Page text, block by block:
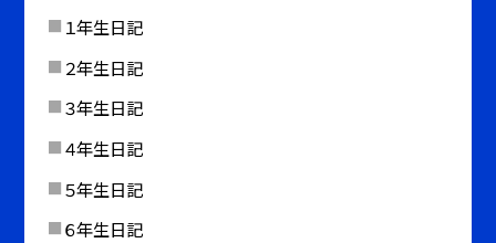
１年生日記
２年生日記
３年生日記
４年生日記
５年生日記
６年生日記